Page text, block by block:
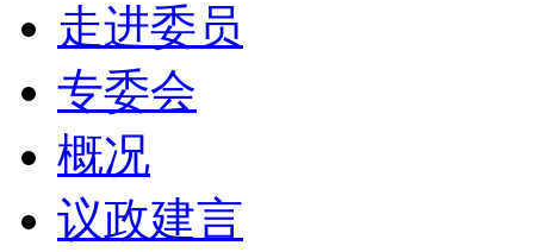
走进委员
专委会
概况
议政建言